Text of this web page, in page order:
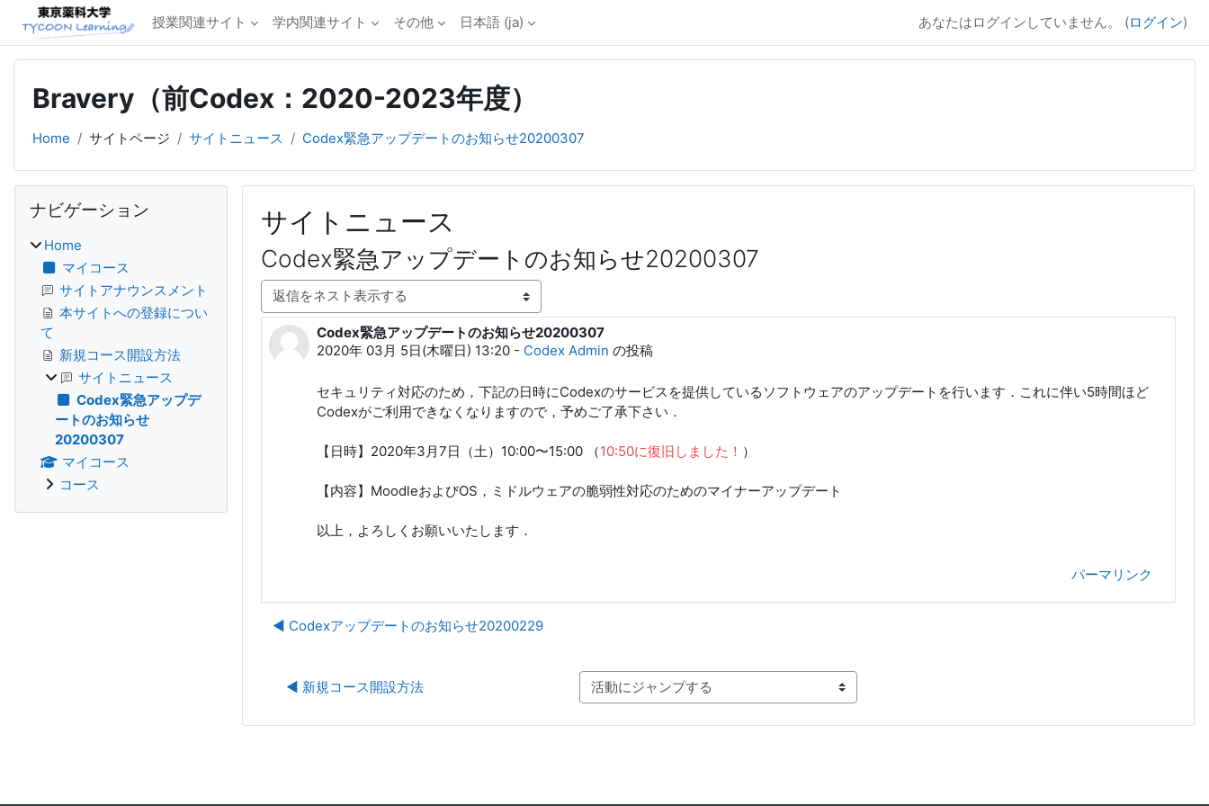
メインコンテンツへスキップする
授業関連サイト 学内関連サイト その他 日本語 ‎(ja)‎ あなたはログインしていません。 (ログイン)
Bravery（前Codex：2020-2023年度）
Home サイトページ サイトニュース Codex緊急アップデートのお知らせ20200307
サイトニュース
Codex緊急アップデートのお知らせ20200307
表示モード
Codex緊急アップデートのお知らせ20200307
2020年 03月 5日(木曜日) 13:20- Codex Admin の投稿
返信数: 0
セキュリティ対応のため，下記の日時にCodexのサービスを提供しているソフトウェアのアップデートを行います．これに伴い5時間ほど
Codexがご利用できなくなりますので，予めご了承下さい．
【日時】2020年3月7日（土）10:00〜15:00 （10:50に復旧しました！ ）
【内容】MoodleおよびOS，ミドルウェアの脆弱性対応のためのマイナーアップデート
以上，よろしくお願いいたします．
パーマリンク
◀︎ Codexアップデートのお知らせ20200229
◀︎ 新規コース開設方法 活動にジャンプする
ブロック
ナビゲーション
Home
マイコース
サイトアナウンスメント
本サイトへの登録につい
て
新規コース開設方法
サイトニュース
Codex緊急アップデ
ートのお知らせ
20200307
マイコース
コース